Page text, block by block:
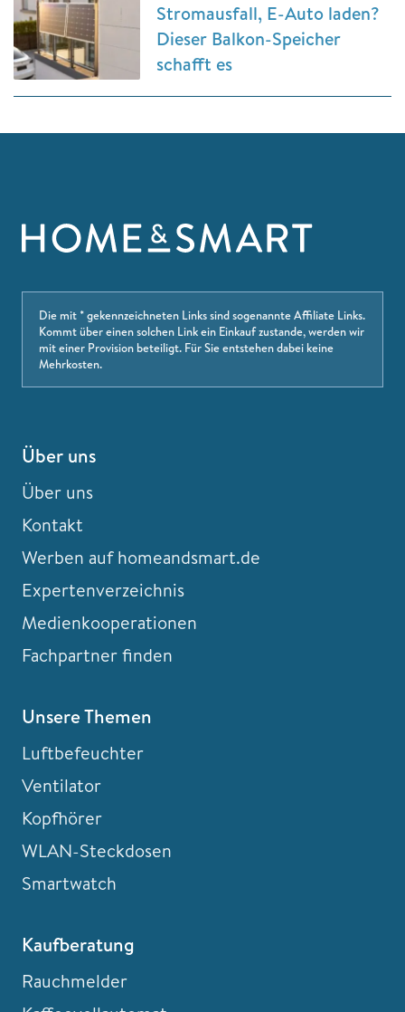
Stromausfall, E-Auto laden?
Dieser Balkon-Speicher
schafft es
Die mit * gekennzeichneten Links sind sogenannte Affiliate Links.
Kommt über einen solchen Link ein Einkauf zustande, werden wir
mit einer Provision beteiligt. Für Sie entstehen dabei keine
Mehrkosten.
Über uns
Über uns
Kontakt
Werben auf homeandsmart.de
Expertenverzeichnis
Medienkooperationen
Fachpartner finden
Unsere Themen
Luftbefeuchter
Ventilator
Kopfhörer
WLAN-Steckdosen
Smartwatch
Kaufberatung
Rauchmelder